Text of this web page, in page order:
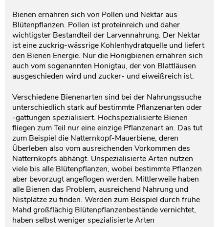
Bienen ernähren sich von Pollen und Nektar aus
Blütenpflanzen. Pollen ist proteinreich und daher
wichtigster Bestandteil der Larvennahrung. Der Nektar
ist eine zuckrig-wässrige Kohlenhydratquelle und liefert
den Bienen Energie. Nur die Honigbienen ernähren sich
auch vom sogenannten Honigtau, der von Blattläusen
ausgeschieden wird und zucker- und eiweißreich ist.
Verschiedene Bienenarten sind bei der Nahrungssuche
unterschiedlich stark auf bestimmte Pflanzenarten oder
-gattungen spezialisiert. Hochspezialisierte Bienen
fliegen zum Teil nur eine einzige Pflanzenart an. Das tut
zum Beispiel die Natternkopf-Mauerbiene, deren
Überleben also vom ausreichenden Vorkommen des
Natternkopfs abhängt. Unspezialisierte Arten nutzen
viele bis alle Blütenpflanzen, wobei bestimmte Pflanzen
aber bevorzugt angeflogen werden. Mittlerweile haben
alle Bienen das Problem, ausreichend Nahrung und
Nistplätze zu finden. Werden zum Beispiel durch frühe
Mahd großflächig Blütenpflanzenbestände vernichtet,
haben selbst weniger spezialisierte Arten